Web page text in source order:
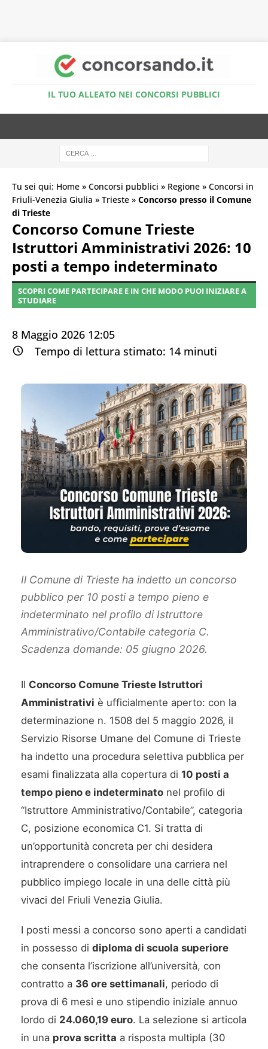
IL TUO ALLEATO NEI CONCORSI PUBBLICI
Tu sei qui: Home » Concorsi pubblici » Regione » Concorsi in
Friuli-Venezia Giulia » Trieste » Concorso presso il Comune
di Trieste
Concorso Comune Trieste
Istruttori Amministrativi 2026: 10
posti a tempo indeterminato
SCOPRI COME PARTECIPARE E IN CHE MODO PUOI INIZIARE A
STUDIARE
8 Maggio 2026 12:05
Tempo di lettura stimato: 14 minuti
Il Comune di Trieste ha indetto un concorso
pubblico per 10 posti a tempo pieno e
indeterminato nel profilo di Istruttore
Amministrativo/Contabile categoria C.
Scadenza domande: 05 giugno 2026.
Il Concorso Comune Trieste Istruttori
Amministrativi è ufficialmente aperto: con la
determinazione n. 1508 del 5 maggio 2026, il
Servizio Risorse Umane del Comune di Trieste
ha indetto una procedura selettiva pubblica per
esami finalizzata alla copertura di 10 posti a
tempo pieno e indeterminato nel profilo di
“Istruttore Amministrativo/Contabile”, categoria
C, posizione economica C1. Si tratta di
un’opportunità concreta per chi desidera
intraprendere o consolidare una carriera nel
pubblico impiego locale in una delle città più
vivaci del Friuli Venezia Giulia.
I posti messi a concorso sono aperti a candidati
in possesso di diploma di scuola superiore
che consenta l’iscrizione all’università, con
contratto a 36 ore settimanali, periodo di
prova di 6 mesi e uno stipendio iniziale annuo
lordo di 24.060,19 euro. La selezione si articola
in una prova scritta a risposta multipla (30